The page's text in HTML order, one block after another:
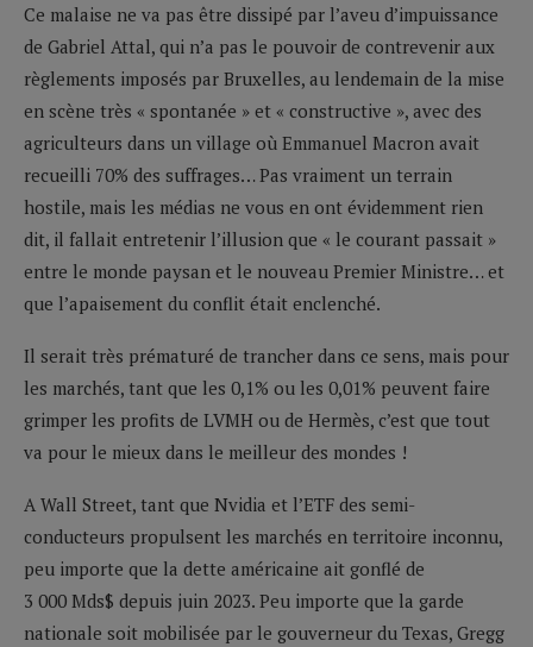
Ce malaise ne va pas être dissipé par l’aveu d’impuissance
de Gabriel Attal, qui n’a pas le pouvoir de contrevenir aux
règlements imposés par Bruxelles, au lendemain de la mise
en scène très « spontanée » et « constructive », avec des
agriculteurs dans un village où Emmanuel Macron avait
recueilli 70% des suffrages… Pas vraiment un terrain
hostile, mais les médias ne vous en ont évidemment rien
dit, il fallait entretenir l’illusion que « le courant passait »
entre le monde paysan et le nouveau Premier Ministre… et
que l’apaisement du conflit était enclenché.
Il serait très prématuré de trancher dans ce sens, mais pour
les marchés, tant que les 0,1% ou les 0,01% peuvent faire
grimper les profits de LVMH ou de Hermès, c’est que tout
va pour le mieux dans le meilleur des mondes !
A Wall Street, tant que Nvidia et l’ETF des semi-
conducteurs propulsent les marchés en territoire inconnu,
peu importe que la dette américaine ait gonflé de
3 000 Mds$ depuis juin 2023. Peu importe que la garde
nationale soit mobilisée par le gouverneur du Texas, Gregg